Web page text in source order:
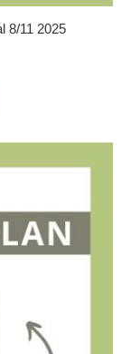
8/11 2025
se
producto